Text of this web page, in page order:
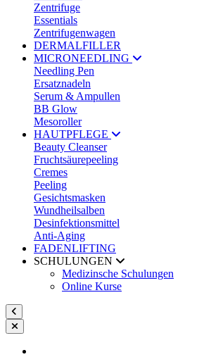
Zentrifuge
Essentials
Zentrifugenwagen
DERMALFILLER
MICRONEEDLING
Needling Pen
Ersatznadeln
Serum & Ampullen
BB Glow
Mesoroller
HAUTPFLEGE
Beauty Cleanser
Fruchtsäurepeeling
Cremes
Peeling
Gesichtsmasken
Wundheilsalben
Desinfektionsmittel
Anti-Aging
FADENLIFTING
SCHULUNGEN
Medizinsche Schulungen
Online Kurse